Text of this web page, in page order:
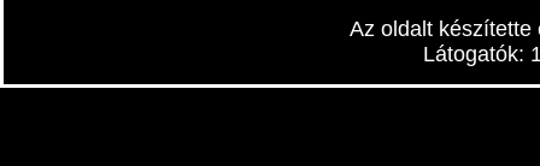
Az oldalt
Látogatók: